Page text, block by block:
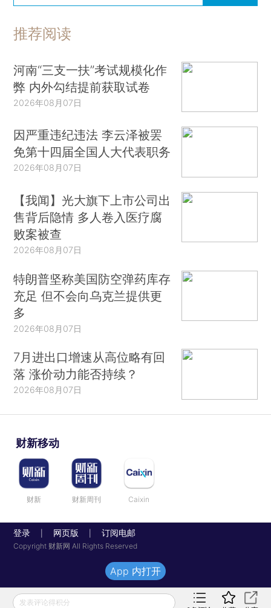
推荐阅读
河南“三支一扶”考试规模化作
弊 内外勾结提前获取试卷
2026年08月07日
因严重违纪违法 李云泽被罢
免第十四届全国人大代表职务
2026年08月07日
【我闻】光大旗下上市公司出
售背后隐情 多人卷入医疗腐
败案被查
2026年08月07日
特朗普坚称美国防空弹药库存
充足 但不会向乌克兰提供更
多
2026年08月07日
7月进出口增速从高位略有回
落 涨价动力能否持续？
2026年08月07日
财新移动
财新 财新周刊 Caixin
登录 网页版 订阅电邮
Copyright 财新网 All Rights Reserved
发表评论得积分
App 内打开